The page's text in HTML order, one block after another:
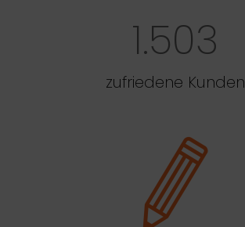
1.503
zufriedene Kunden